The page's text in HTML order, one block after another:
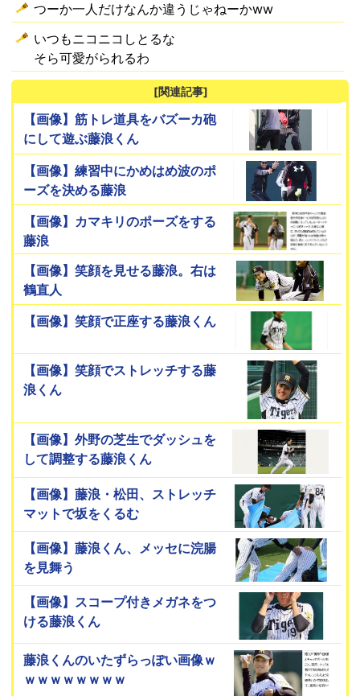
つーか一人だけなんか違うじゃねーかww
いつもニコニコしとるな
そら可愛がられるわ
[関連記事]
【画像】筋トレ道具をバズーカ砲
にして遊ぶ藤浪くん
【画像】練習中にかめはめ波のポ
ーズを決める藤浪
【画像】カマキリのポーズをする
藤浪
【画像】笑顔を見せる藤浪。右は
鶴直人
【画像】笑顔で正座する藤浪くん
【画像】笑顔でストレッチする藤
浪くん
【画像】外野の芝生でダッシュを
して調整する藤浪くん
【画像】藤浪・松田、ストレッチ
マットで坂をくるむ
【画像】藤浪くん、メッセに浣腸
を見舞う
【画像】スコープ付きメガネをつ
ける藤浪くん
藤浪くんのいたずらっぽい画像ｗ
ｗｗｗｗｗｗｗｗ